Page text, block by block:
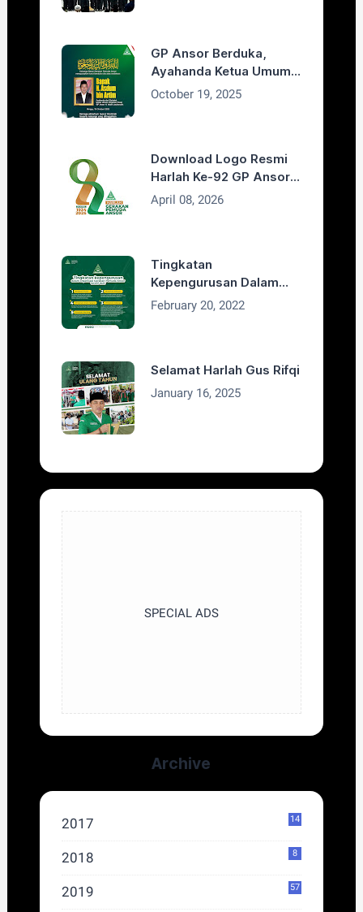
GP Ansor Berduka,
Ayahanda Ketua Umum
H. Addin Jauharudin,
October 19, 2025
Download Logo Resmi
Harlah Ke-92 GP Ansor
Tahun 2026
April 08, 2026
Tingkatan
Kepengurusan Dalam
Organisasi GP Ansor
February 20, 2022
Selamat Harlah Gus Rifqi
January 16, 2025
SPECIAL ADS
Archive
2017 14
2018 8
2019 57